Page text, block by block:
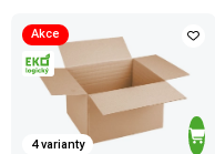
Akce
4 varianty